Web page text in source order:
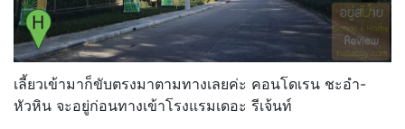
เลี้ยวเข้ามาก็ขับตรงมาตามทางเลยค่ะ คอนโดเรน ชะอำ-
หัวหิน จะอยู่ก่อนทางเข้าโรงแรมเดอะ รีเจ้นท์